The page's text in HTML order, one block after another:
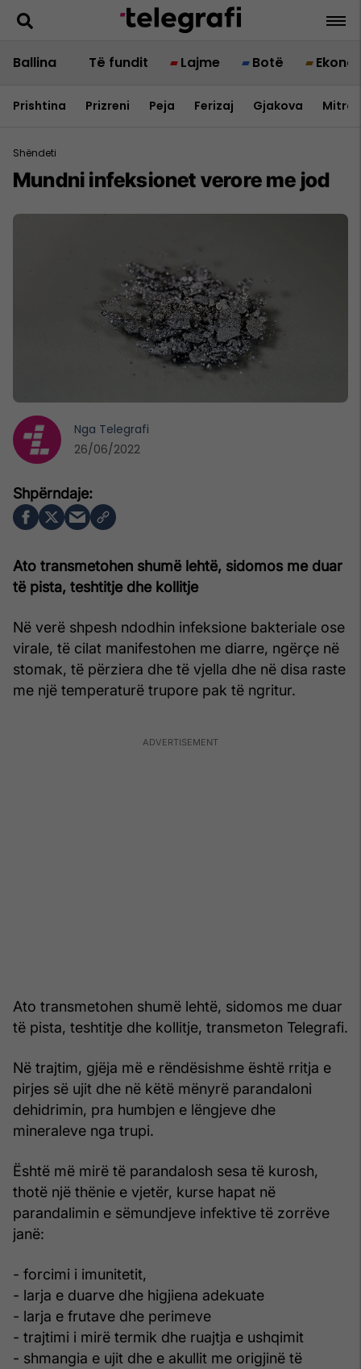
Ballina Të fundit Lajme Botë
Prishtina Prizreni Peja Ferizaj Gjakova
Shëndeti
Mundni infeksionet verore me jod
Ato transmetohen shumë lehtë, sidomos me duar
të pista, teshtitje dhe kollitje
Në verë shpesh ndodhin infeksione bakteriale ose
virale, të cilat manifestohen me diarre, ngërçe në
stomak, të përziera dhe të vjella dhe në disa raste
me një temperaturë trupore pak të ngritur.
Ato transmetohen shumë lehtë, sidomos me duar
të pista, teshtitje dhe kollitje, transmeton Telegrafi.
Në trajtim, gjëja më e rëndësishme është rritja e
pirjes së ujit dhe në këtë mënyrë parandaloni
dehidrimin, pra humbjen e lëngjeve dhe
mineraleve nga trupi.
Është më mirë të parandalosh sesa të kurosh,
thotë një thënie e vjetër, kurse hapat në
parandalimin e sëmundjeve infektive të zorrëve
janë:
- forcimi i imunitetit,
- larja e duarve dhe higjiena adekuate
- larja e frutave dhe perimeve
- trajtimi i mirë termik dhe ruajtja e ushqimit
- shmangia e ujit dhe e akullit me origjinë të
Nga Telegrafi
26/06/2022